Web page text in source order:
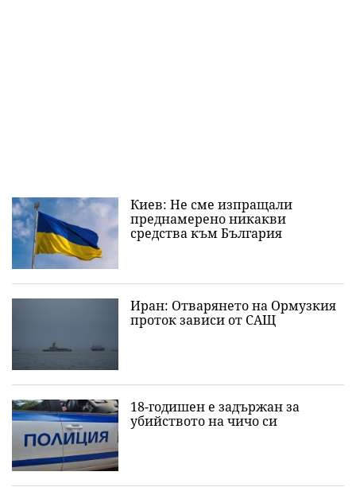
Киев: Не сме изпращали
преднамерено никакви
средства към България
Иран: Отварянето на Ормузкия
проток зависи от САЩ
18-годишен е задържан за
убийството на чичо си